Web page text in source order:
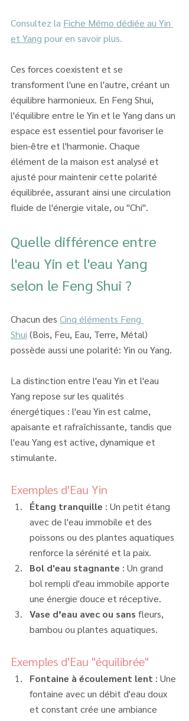
Consultez la Fiche Mémo dédiée au Yin
et Yang pour en savoir plus.
Ces forces coexistent et se
transforment l'une en l'autre, créant un
équilibre harmonieux. En Feng Shui,
l'équilibre entre le Yin et le Yang dans un
espace est essentiel pour favoriser le
bien-être et l'harmonie. Chaque
élément de la maison est analysé et
ajusté pour maintenir cette polarité
équilibrée, assurant ainsi une circulation
fluide de l'énergie vitale, ou "Chi".
Quelle différence entre
l'eau Yin et l'eau Yang
selon le Feng Shui ?
Chacun des Cinq éléments Feng
Shui (Bois, Feu, Eau, Terre, Métal)
possède aussi une polarité: Yin ou Yang.
La distinction entre l'eau Yin et l'eau
Yang repose sur les qualités
énergétiques : l'eau Yin est calme,
apaisante et rafraîchissante, tandis que
l'eau Yang est active, dynamique et
stimulante.
Exemples d'Eau Yin
Étang tranquille : Un petit étang
avec de l'eau immobile et des
poissons ou des plantes aquatiques
renforce la sérénité et la paix.
Bol d'eau stagnante : Un grand
bol rempli d'eau immobile apporte
une énergie douce et réceptive.
Vase d’eau avec ou sans fleurs,
bambou ou plantes aquatiques.
Exemples d'Eau "équilibrée"
Fontaine à écoulement lent : Une
fontaine avec un débit d'eau doux
et constant crée une ambiance